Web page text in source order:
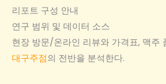
리포트 구성 안내
연구 범위 및 데이터 소스
현장 방문/온라인 리뷰와 가격표, 맥주
대구주점의 전반을 분석한다.